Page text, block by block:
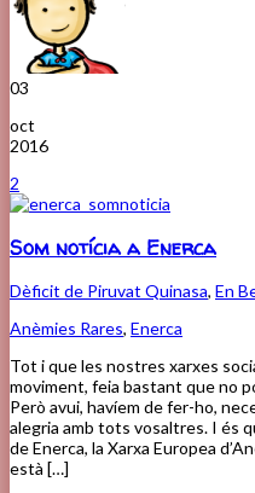
03
oct
2016
2
Som notícia a Enerca
Dèficit de Piruvat Quinasa, En
Anèmies Rares, Enerca
Tot i que les nostres xarxes
moviment, feia bastant que no
Però avui, havíem de fer-ho,
alegria amb tots vosaltres. I és
de Enerca, la Xarxa Europea
està […]